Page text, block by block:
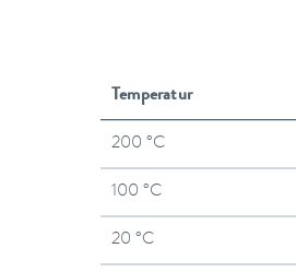
Temperatur
200 °C
100 °C
20 °C